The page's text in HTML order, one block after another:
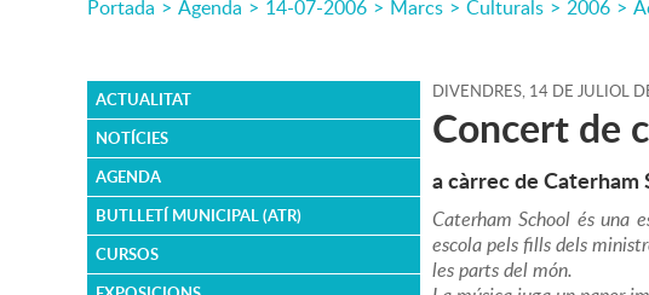
Portada > Agenda > 14-07-2006 > Marcs > Culturals > 2006 >
ACTUALITAT
NOTÍCIES
AGENDA
BUTLLETÍ MUNICIPAL (ATR)
CURSOS
DIVENDRES, 14 DE JULIOL
Concert de
a càrrec de Caterham
Caterham School és una
escola pels fills dels
les parts del món.